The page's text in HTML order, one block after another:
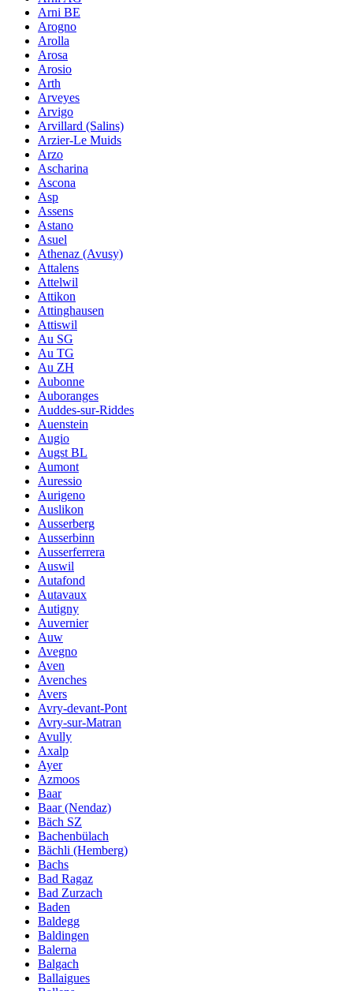
Arni BE
Arogno
Arolla
Arosa
Arosio
Arth
Arveyes
Arvigo
Arvillard (Salins)
Arzier-Le Muids
Arzo
Ascharina
Ascona
Asp
Assens
Astano
Asuel
Athenaz (Avusy)
Attalens
Attelwil
Attikon
Attinghausen
Attiswil
Au SG
Au TG
Au ZH
Aubonne
Auboranges
Auddes-sur-Riddes
Auenstein
Augio
Augst BL
Aumont
Auressio
Aurigeno
Auslikon
Ausserberg
Ausserbinn
Ausserferrera
Auswil
Autafond
Autavaux
Autigny
Auvernier
Auw
Avegno
Aven
Avenches
Avers
Avry-devant-Pont
Avry-sur-Matran
Avully
Axalp
Ayer
Azmoos
Baar
Baar (Nendaz)
Bäch SZ
Bachenbülach
Bächli (Hemberg)
Bachs
Bad Ragaz
Bad Zurzach
Baden
Baldegg
Baldingen
Balerna
Balgach
Ballaigues